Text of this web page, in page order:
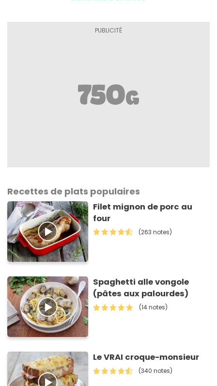
Recettes de plats populaires
Filet mignon de porc au
four
(263 notes)
Spaghetti alle vongole
(pâtes aux palourdes)
(14 notes)
Le VRAI croque-monsieur
(340 notes)